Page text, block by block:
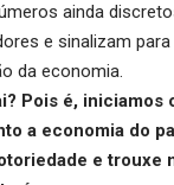
ainda
e sinalizam
da economia.
Pois é, iniciamos
a economia do
e trouxe